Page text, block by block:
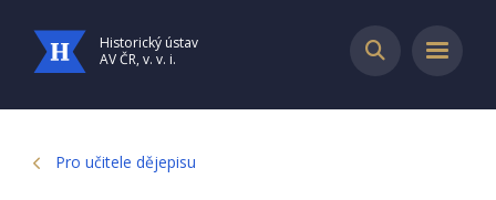
Historický ústav
AV ČR, v. v. i.
Pro učitele dějepisu